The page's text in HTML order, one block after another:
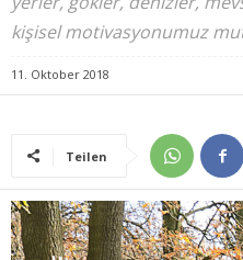
kişisel motivasyonumuz
11. Oktober 2018
Teilen